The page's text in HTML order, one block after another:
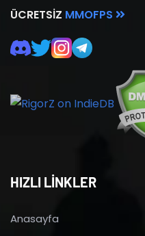
ÜCRETSIZ MMOFPS
HIZLI LİNKLER
Anasayfa